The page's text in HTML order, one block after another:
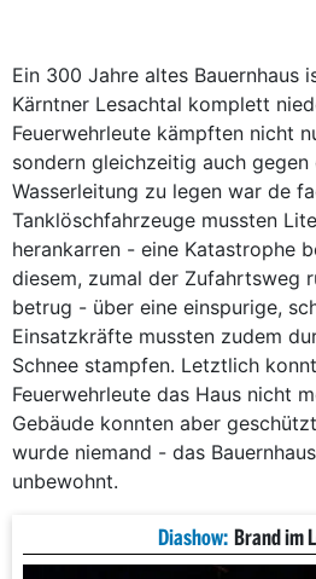
Ein 300 Jahre altes Bauernhaus
Kärntner Lesachtal komplett
Feuerwehrleute kämpften nicht
sondern gleichzeitig auch gegen
Wasserleitung zu legen war de
Tanklöschfahrzeuge mussten
herankarren - eine Katastrophe
diesem, zumal der Zufahrtsweg
betrug - über eine einspurige,
Einsatzkräfte mussten zudem
Schnee stampfen. Letztlich
Feuerwehrleute das Haus nicht
Gebäude konnten aber
wurde niemand - das
unbewohnt.
Diashow: Brand im